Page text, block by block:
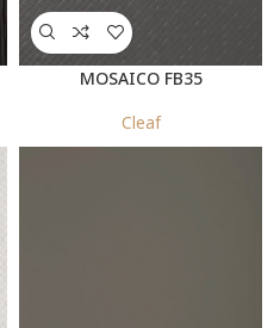
MOSAICO FB35
Cleaf